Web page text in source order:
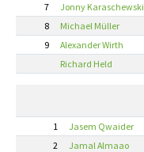
7
Jonny Karaschewski
8
Michael Müller
9
Alexander Wirth
Richard Held
1 Jasem Qwaider
2
Jamal Almaao